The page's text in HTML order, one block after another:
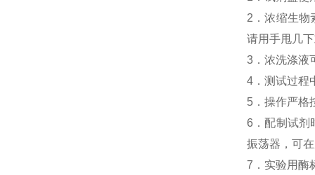
2．浓缩生物
请用手甩几
3．浓洗涤液
4．测试过程
5．操作严格
6．配制试剂
振荡器，可
7．实验用酶